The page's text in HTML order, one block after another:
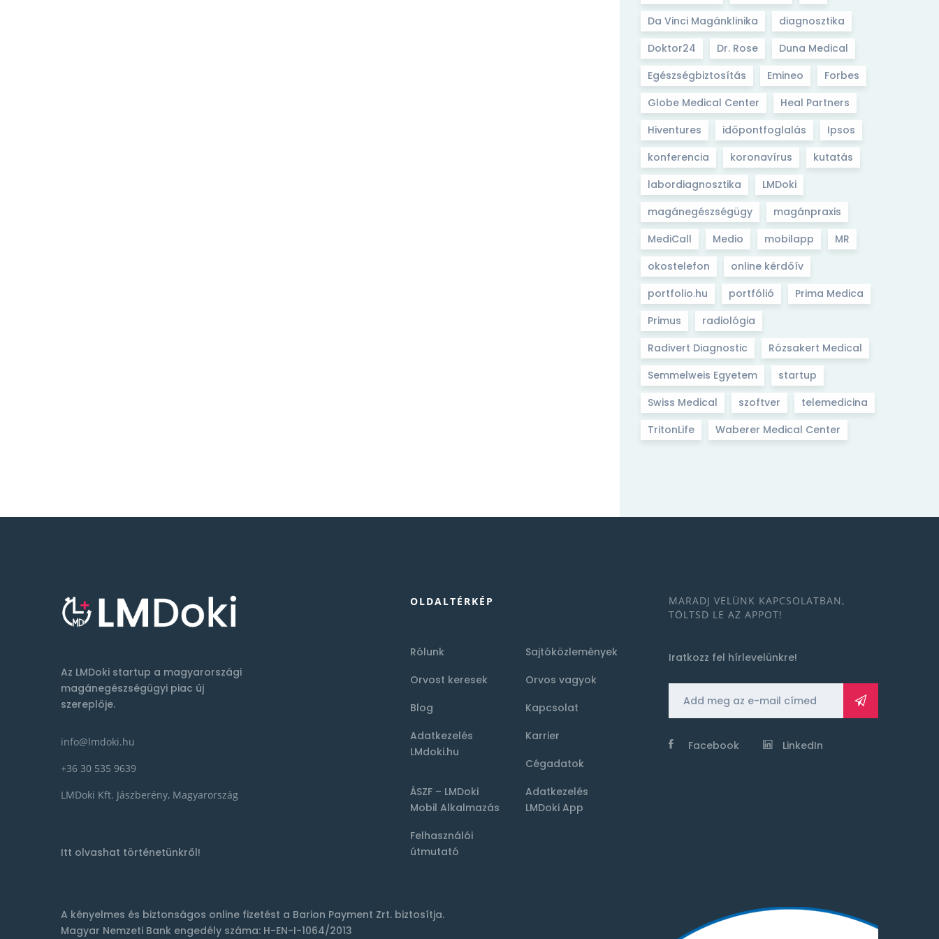
Da Vinci Magánklinika
diagnosztika
Doktor24
Dr. Rose
Duna Medical
Egészségbiztosítás
Emineo
Forbes
Globe Medical Center
Heal Partners
Hiventures
időpontfoglalás
Ipsos
konferencia
koronavírus
kutatás
labordiagnosztika
LMDoki
magánegészségügy
magánpraxis
MediCall
Medio mobilapp
MR
okostelefon
online kérdőív
portfolio.hu
portfólió
Prima Medica
Primus
radiológia
Radivert Diagnostic
Rózsakert Medical
Semmelweis Egyetem
startup
Swiss Medical
szoftver
telemedicina
TritonLife
Waberer Medical Center
Az LMDoki startup a magyarországi
magánegészségügyi piac új
szereplője.
info@lmdoki.hu
+36 30 535 9639
LMDoki Kft. Jászberény, Magyarország
Itt olvashat történetünkről!
OLDALTÉRKÉP
Rólunk
Sajtóközlemények
Orvost keresek
Orvos vagyok
Blog
Kapcsolat
Adatkezelés
LMdoki.hu
Karrier
Cégadatok
ÁSZF – LMDoki
Mobil Alkalmazás
Adatkezelés
LMDoki App
Felhasználói
útmutató
MARADJ VELÜNK KAPCSOLATBAN,
TÖLTSD LE AZ APPOT!
Iratkozz fel hírlevelünkre!
Facebook LinkedIn
A kényelmes és biztonságos online fizetést a Barion Payment Zrt. biztosítja.
Magyar Nemzeti Bank engedély száma: H-EN-I-1064/2013